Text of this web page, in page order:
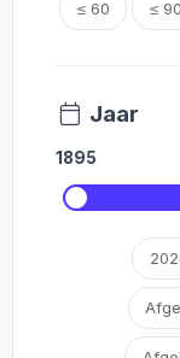
≤ 60 ≤ 90
Jaar
1895